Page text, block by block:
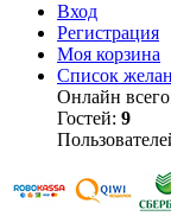
Вход
Регистрация
Моя корзина
Список
Онлайн
Гостей: 9